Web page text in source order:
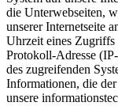
die Unterwebseiten,
unserer Internetseite
Uhrzeit eines Zugriffs
Protokoll-Adresse
des zugreifenden
Informationen, die
unsere